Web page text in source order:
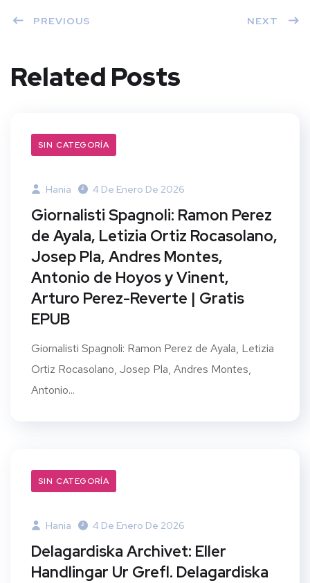
PREVIOUS NEXT
Related Posts
SIN CATEGORÍA
Hania 4 De Enero De 2026
Giornalisti Spagnoli: Ramon Perez
de Ayala, Letizia Ortiz Rocasolano,
Josep Pla, Andres Montes,
Antonio de Hoyos y Vinent,
Arturo Perez-Reverte | Gratis
EPUB
Giornalisti Spagnoli: Ramon Perez de Ayala, Letizia
Ortiz Rocasolano, Josep Pla, Andres Montes,
Antonio...
SIN CATEGORÍA
Hania 4 De Enero De 2026
Delagardiska Archivet: Eller
Handlingar Ur Grefl. Delagardiska